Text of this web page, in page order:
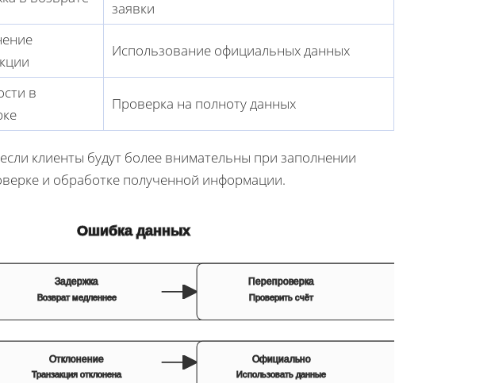
заявки
Использование официальных данных
в
Проверка на полноту данных
клиенты будут более внимательны при заполнении
и обработке полученной информации.
Ошибка данных
Задержка
Возврат медленнее
Перепроверка
Проверить счёт
Отклонение
Транзакция отклонена
Официально
Использовать данные